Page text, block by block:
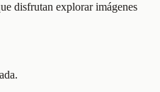
disfrutan explorar imágenes